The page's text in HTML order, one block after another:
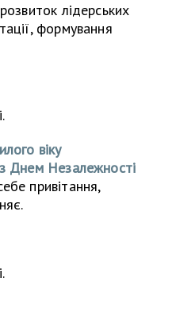
лідерських
формування
віку
Днем Незалежності
привітання,